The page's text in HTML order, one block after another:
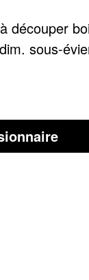
découper
dim. sous-